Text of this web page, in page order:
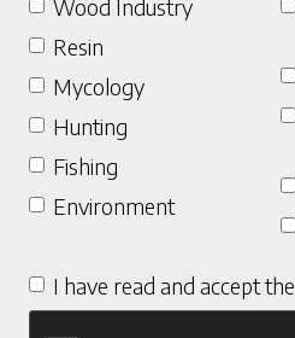
Wood Industry
Resin
Mycology
Hunting
Fishing
Environment
I have read and accept the